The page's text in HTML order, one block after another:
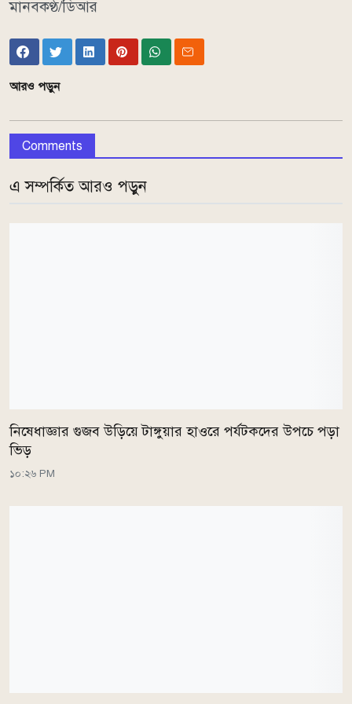
মানবকণ্ঠ/ডিআর
আরও পড়ুন
Comments
এ সম্পর্কিত আরও পড়ুন
নিষেধাজ্ঞার গুজব উড়িয়ে টাঙ্গুয়ার হাওরে পর্যটকদের উপচে পড়া
ভিড়
১০:২৬ PM